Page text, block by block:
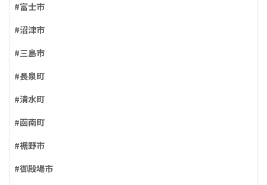
#富士市
#沼津市
#三島市
#長泉町
#清水町
#函南町
#裾野市
#御殿場市